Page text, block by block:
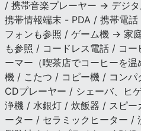
/ 携帯音楽プレーヤー → デジ
携帯情報端末 - PDA / 携帯電
フォンも参照 / ゲーム機 → 家
も参照 / コードレス電話 / コ
ーマー（喫茶店でコーヒーを
機 / こたつ / コピー機 / コン
CDプレーヤー / シェーバ、ヒ
浄機 / 水銀灯 / 炊飯器 / スピー
ーター / セラミックヒーター /